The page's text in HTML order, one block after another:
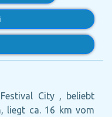
City , beliebt
liegt ca. 16 km vom